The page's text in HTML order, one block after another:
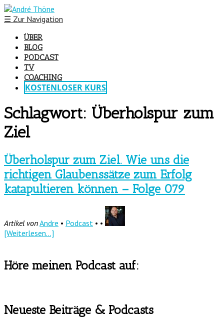
☰ Zur Navigation
ÜBER
BLOG
PODCAST
TV
COACHING
KOSTENLOSER KURS
Schlagwort: Überholspur zum
Ziel
Überholspur zum Ziel. Wie uns die
richtigen Glaubenssätze zum Erfolg
katapultieren können – Folge 079
Artikel vonAndre • Podcast • •
[Weiterlesen...]
Höre meinen Podcast auf:
Neueste Beiträge & Podcasts